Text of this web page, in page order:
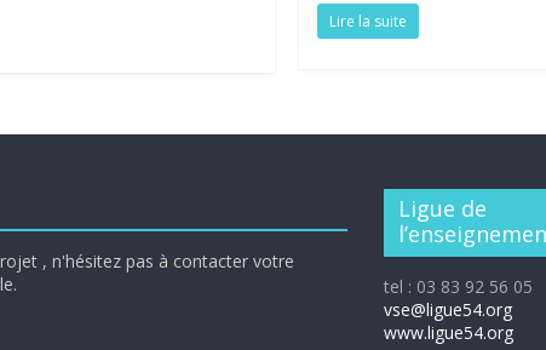
Lire la suite
, n'hésitez pas à contacter votre
Ligue de
tel : 03 83 92 56 05
vse@ligue54.org
www.ligue54.org